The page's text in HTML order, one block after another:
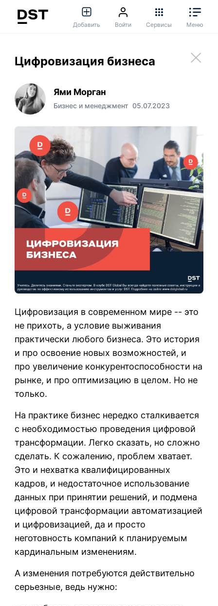
Добавить Войти Сервисы Меню
Цифровизация бизнеса
Ями Морган
Бизнес и менеджмент 05.07.2023
Цифровизация в современном мире -- это
не прихоть, а условие выживания
практически любого бизнеса. Это история
и про освоение новых возможностей, и
про увеличение конкурентоспособности на
рынке, и про оптимизацию в целом. Но не
только.
На практике бизнес нередко сталкивается
с необходимостью проведения цифровой
трансформации. Легко сказать, но сложно
сделать. К сожалению, проблем хватает.
Это и нехватка квалифицированных
кадров, и недостаточное использование
данных при принятии решений, и подмена
цифровой трансформации автоматизацией
и цифровизацией, да и просто
неготовность компаний к планируемым
кардинальным изменениям.
А изменения потребуются действительно
серьезные, ведь нужно: